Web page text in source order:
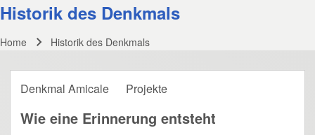
Historik des Denkmals
Home Historik des Denkmals
Denkmal Amicale Projekte
Wie eine Erinnerung entsteht